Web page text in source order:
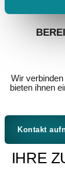
Wir verbinden
bieten ihnen
Kontakt
IHRE